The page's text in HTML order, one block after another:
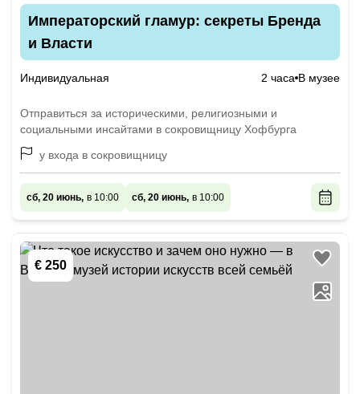
Императорский гламур: секреты Бренда
и Власти
Индивидуальная 2 часа В музее
Отправиться за историческими, религиозными и
социальными инсайтами в сокровищницу Хофбурга
у входа в сокровищницу
сб, 20 июнь, в 10:00 сб, 20 июнь, в 10:00
€ 250